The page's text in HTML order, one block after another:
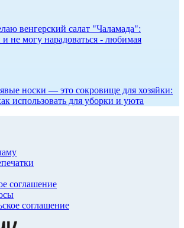
венгерский салат "Чаламада":
не могу нарадоваться - любимая
носки — это сокровище для хозяйки:
использовать для уборки и уюта
соглашение
соглашение